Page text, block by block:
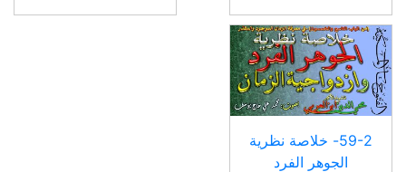
59-2- خلاصة نظرية
الجوهر الفرد